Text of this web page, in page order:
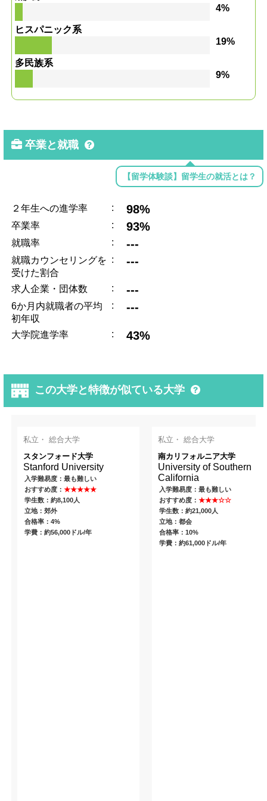
4%
ヒスパニック系
19%
多民族系
9%
卒業と就職
【留学体験談】留学生の就活とは？
２年生への進学率 : 98%
卒業率 : 93%
就職率 : ---
就職カウンセリングを
受けた割合
: ---
求人企業・団体数 : ---
6か月内就職者の平均
初年収
: ---
大学院進学率 : 43%
この大学と特徴が似ている大学
私立・ 総合大学
スタンフォード大学
Stanford University
入学難易度：最も難しい
おすすめ度：★★★★★
学生数：約8,100人
立地：郊外
合格率：4%
学費：約56,000ドル/年
私立・ 総合大学
南カリフォルニア大学
University of Southern
California
入学難易度：最も難しい
おすすめ度： ★★★☆☆
学生数：約21,000人
立地：都会
合格率：10%
学費：約61,000ドル/年